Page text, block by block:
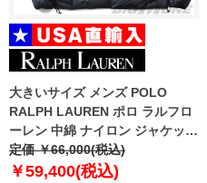
大きいサイズ メンズ POLO
RALPH LAUREN ポロ ラルフロ
ーレン 中綿 ナイロン ジャケット
USA直輸入 710955870-002
定価 ￥66,000(税込)
￥59,400(税込)